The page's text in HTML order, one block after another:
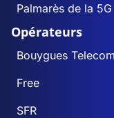
Palmarès de la 5G
Opérateurs
Bouygues Telecom
Free
SFR